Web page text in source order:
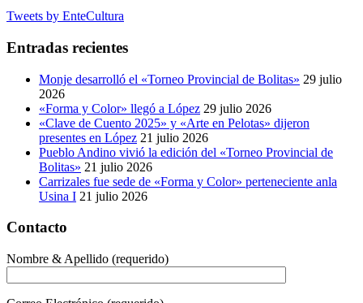
Tweets by EnteCultura
Entradas recientes
Monje desarrolló el «Torneo Provincial de Bolitas» 29 julio
2026
«Forma y Color» llegó a López 29 julio 2026
«Clave de Cuento 2025» y «Arte en Pelotas» dijeron
presentes en López 21 julio 2026
Pueblo Andino vivió la edición del «Torneo Provincial de
Bolitas» 21 julio 2026
Carrizales fue sede de «Forma y Color» perteneciente anla
Usina I 21 julio 2026
Contacto
Nombre & Apellido (requerido)